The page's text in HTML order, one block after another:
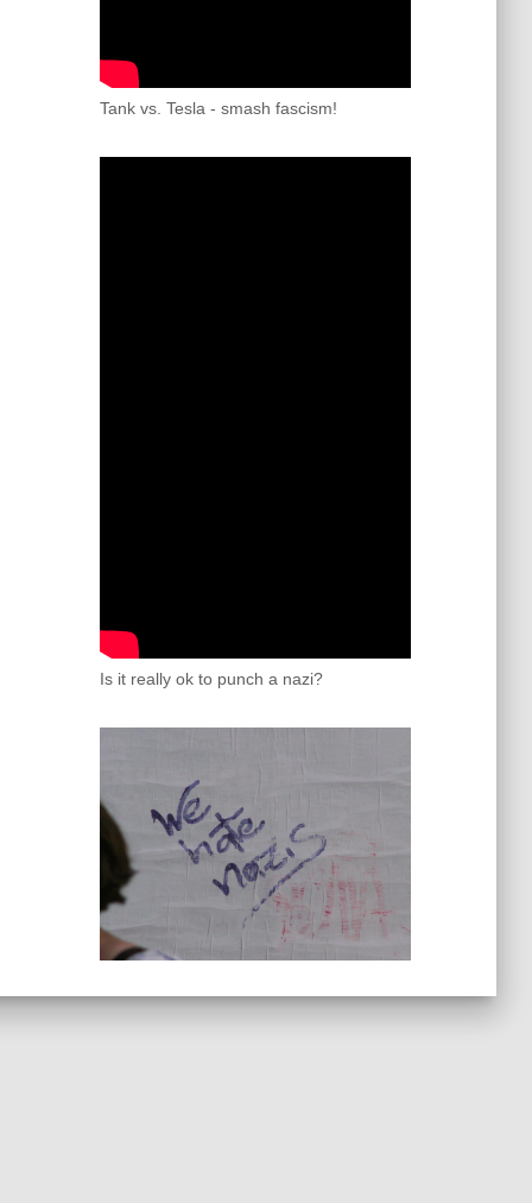
Tank vs. Tesla - smash fascism!
Is it really ok to punch a nazi?